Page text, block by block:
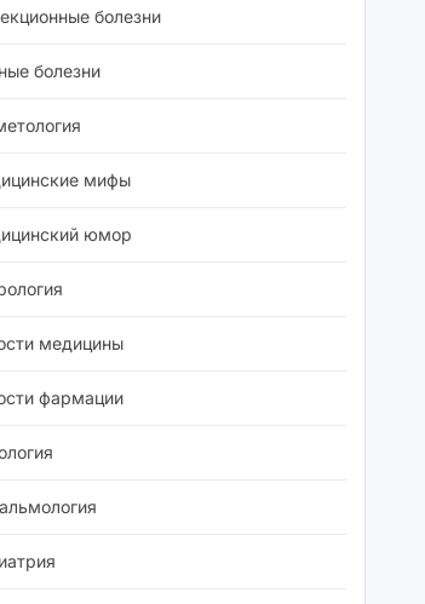
болезни
болезни
мифы
юмор
медицины
фармации